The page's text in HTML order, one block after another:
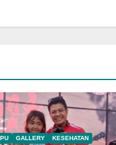
GALLERY KESEHATAN